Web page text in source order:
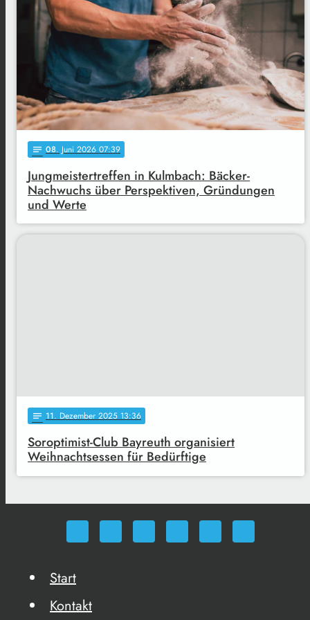
notes 08. Juni 2026 07:39
Jungmeistertreffen in Kulmbach: Bäcker-
Nachwuchs über Perspektiven, Gründungen
und Werte
notes 11. Dezember 2025 13:36
Soroptimist-Club Bayreuth organisiert
Weihnachtsessen für Bedürftige
Start
Kontakt